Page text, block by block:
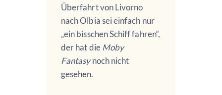
Überfahrt von Livorno
nach Olbia sei einfach nur
„ein bisschen Schiff fahren“,
der hat dieMoby
Fantasynoch nicht
gesehen.